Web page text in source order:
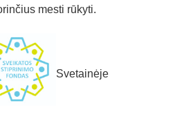
mesti rūkyti.
Svetainėje